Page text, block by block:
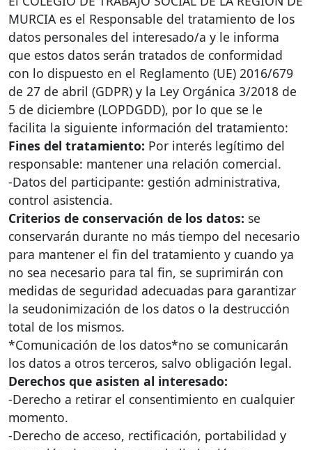
MURCIA es el Responsable del tratamiento de los
datos personales del interesado/a y le informa
que estos datos serán tratados de conformidad
con lo dispuesto en el Reglamento (UE) 2016/679
de 27 de abril (GDPR) y la Ley Orgánica 3/2018 de
5 de diciembre (LOPDGDD), por lo que se le
facilita la siguiente información del tratamiento:
Fines del tratamiento: Por interés legítimo del
responsable: mantener una relación comercial.
-Datos del participante: gestión administrativa,
control asistencia.
Criterios de conservación de los datos: se
conservarán durante no más tiempo del necesario
para mantener el fin del tratamiento y cuando ya
no sea necesario para tal fin, se suprimirán con
medidas de seguridad adecuadas para garantizar
la seudonimización de los datos o la destrucción
total de los mismos.
*Comunicación de los datos*no se comunicarán
los datos a otros terceros, salvo obligación legal.
Derechos que asisten al interesado:
-Derecho a retirar el consentimiento en cualquier
momento.
-Derecho de acceso, rectificación, portabilidad y